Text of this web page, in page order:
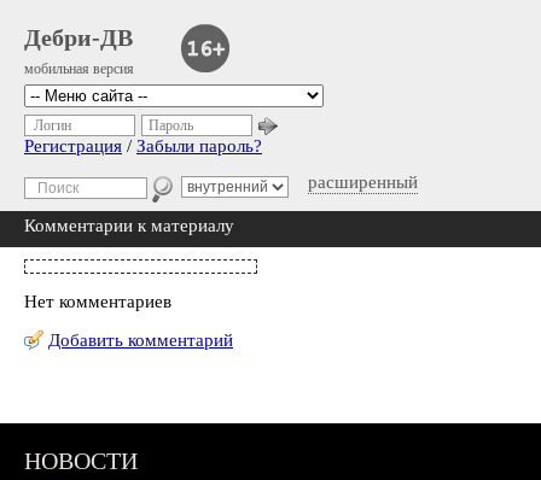
Дебри-ДВ
мобильная версия
расширенный
Логин Пароль
Регистрация / Забыли пароль?
Комментарии к материалу
Нет комментариев
Добавить комментарий
НОВОСТИ